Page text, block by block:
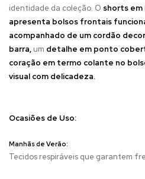
identidade da coleção. O shorts em
apresenta bolsos frontais
acompanhado de um cordão
barra, um detalhe em ponto
coração em termo colante no
visual com delicadeza.
Ocasiões de Uso:
Manhãs de Verão:
Tecidos respiráveis que garantem